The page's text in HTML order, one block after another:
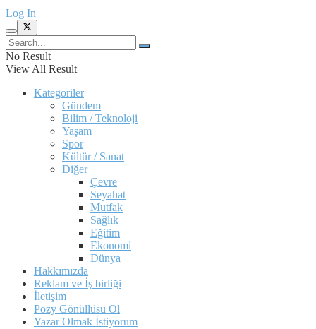
Log In
No Result
View All Result
Kategoriler
Gündem
Bilim / Teknoloji
Yaşam
Spor
Kültür / Sanat
Diğer
Çevre
Seyahat
Mutfak
Sağlık
Eğitim
Ekonomi
Dünya
Hakkımızda
Reklam ve İş birliği
İletişim
Pozy Gönüllüsü Ol
Yazar Olmak İstiyorum